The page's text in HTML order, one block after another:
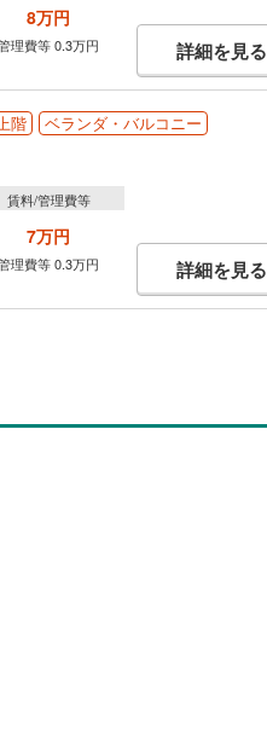
8万円
理費等 0.3万円 詳細を見る
階 ベランダ・バルコニー
賃料/管理費等
7万円
理費等 0.3万円 詳細を見る